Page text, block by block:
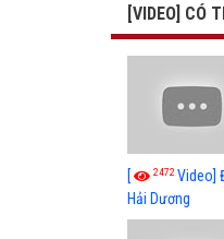
[VIDEO] CÓ
[ 2472 Video]
Hải Dương